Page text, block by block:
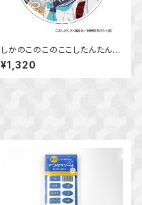
しかのこのこのここしたんたん
アクリルコースター 猫山田 根
子
¥1,320